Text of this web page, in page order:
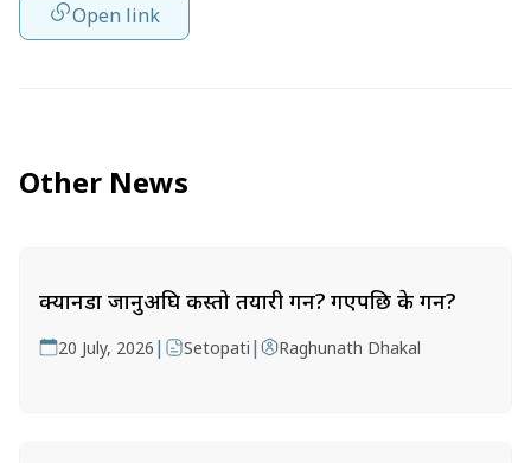
Open link
Other News
क्यानडा जानुअघि कस्तो तयारी गर्ने? गएपछि के गर्ने?
20 July, 2026 | Setopati | Raghunath Dhakal